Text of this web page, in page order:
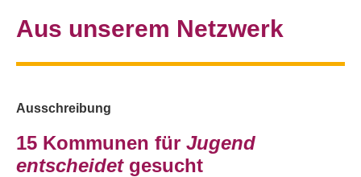
Aus unserem Netzwerk
Ausschreibung
15 Kommunen für Jugend
entscheidetgesucht